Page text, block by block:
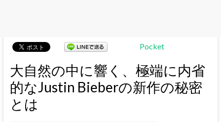
Pocket
大自然の中に響く、極端に内省
的なJustin Bieberの新作の秘密
とは